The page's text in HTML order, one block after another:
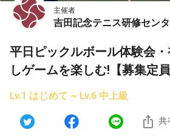
主催者
吉田記念テニス研修セン
平日ピックルボール体験会
しゲームを楽しむ!【募集定員
Lv.1 はじめて ~ Lv.6 中上級
共